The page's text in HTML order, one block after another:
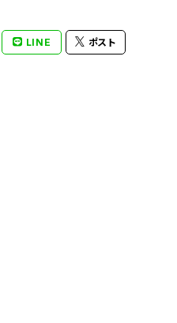
LINE ポスト